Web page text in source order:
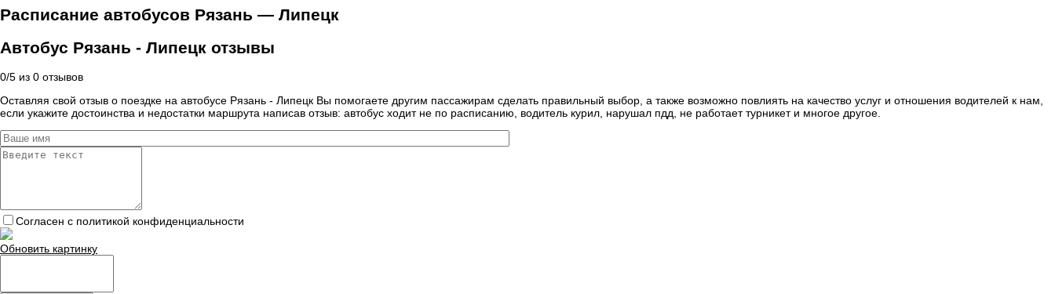
Расписание автобусов Рязань — Липецк
Автобус Рязань - Липецк отзывы
0/5 из 0 отзывов
Оставляя свой отзыв о поездке на автобусе Рязань - Липецк Вы помогаете другим пассажирам сделать правильный выбор, а также возможно повлиять на качество услуг и отношения водителей к нам,
если укажите достоинства и недостатки маршрута написав отзыв: автобус ходит не по расписанию, водитель курил, нарушал пдд, не работает турникет и многое другое.
Согласен с политикой конфиденциальности
Обновить картинку